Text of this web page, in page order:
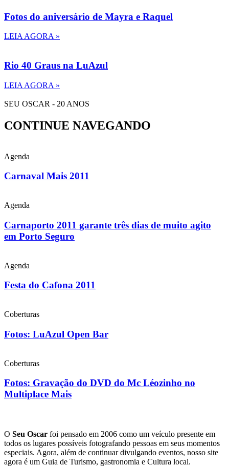
Fotos do aniversário de Mayra e Raquel
LEIA AGORA »
Rio 40 Graus na LuAzul
LEIA AGORA »
SEU OSCAR - 20 ANOS
CONTINUE NAVEGANDO
Agenda
Carnaval Mais 2011
Agenda
Carnaporto 2011 garante três dias de muito agito
em Porto Seguro
Agenda
Festa do Cafona 2011
Coberturas
Fotos: LuAzul Open Bar
Coberturas
Fotos: Gravação do DVD do Mc Léozinho no
Multiplace Mais
O Seu Oscar foi pensado em 2006 como um veículo presente em
todos os lugares possíveis fotografando pessoas em seus momentos
especiais. Agora, além de continuar divulgando eventos, nosso site
agora é um Guia de Turismo, gastronomia e Cultura local.